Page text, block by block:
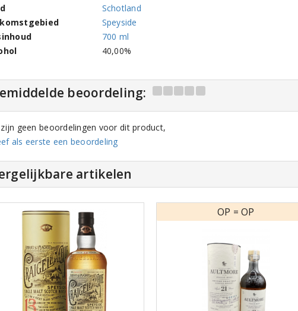
Schotland
Speyside
700 ml
40,00%
beoordeling:
zijn geen beoordelingen voor dit product,
als eerste een beoordeling
artikelen
OP = OP